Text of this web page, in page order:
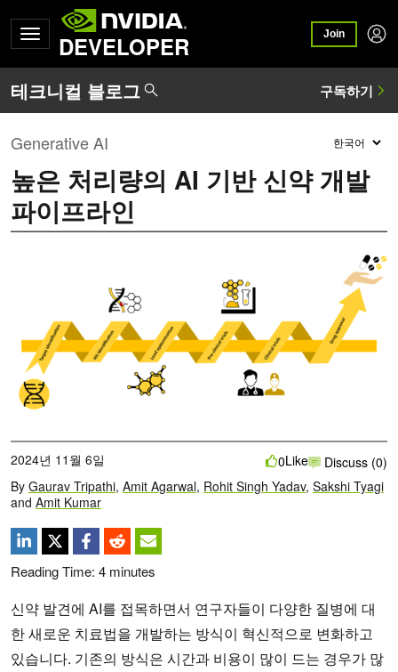
DEVELOPER Join
Generative AI
높은 처리량의 AI 기반 신약 개발
파이프라인
2024년 11월 6일
By Gaurav Tripathi, Amit Agarwal, Rohit Singh Yadav, Sakshi Tyagi
and Amit Kumar
0Like Discuss (0)
Reading Time: 4 minutes
신약 발견에 AI를 접목하면서 연구자들이 다양한 질병에 대
한 새로운 치료법을 개발하는 방식이 혁신적으로 변화하고
있습니다. 기존의 방식은 시간과 비용이 많이 드는 경우가 많